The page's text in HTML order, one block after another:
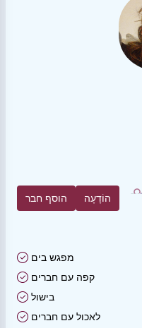
הוסף חבר הוֹדָעָה
מפגש בים
קפה עם חברים
בישול
לאכול עם חברים